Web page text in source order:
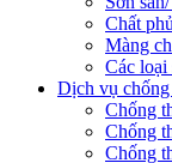
Chất
Màng
Các loại
Dịch vụ chống
Chống
Chống
Chống